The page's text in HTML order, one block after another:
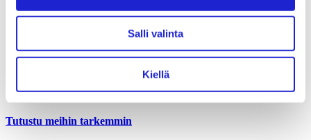
Salli valinta
Kiellä
Suomen Tekstiili & Muoti ry
Suomen Tekstiili & Muoti ry on tekstiili-, vaate- ja muotialan
yritysten etujärjestö, joka tarjoaa asiantuntijapalveluita, koulutusta ja
tapahtumia. Neuvottelemme työehtosopimukset, joita noudattavat
kaikki alan yritykset.
Tutustu meihin tarkemmin